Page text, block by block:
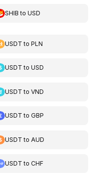
SHIB toUSD
USDT toPLN
USDT toUSD
USDT toVND
USDT toGBP
USDT to AUD
USDT toCHF